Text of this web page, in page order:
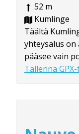
52 m
Kumlinge
Täältä
yhteysalus on
pääsee vain
Tallenna